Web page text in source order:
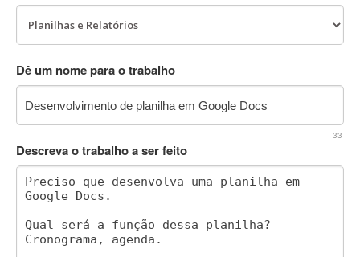
Dê um nome para o trabalho
33
Descreva o trabalho a ser feito